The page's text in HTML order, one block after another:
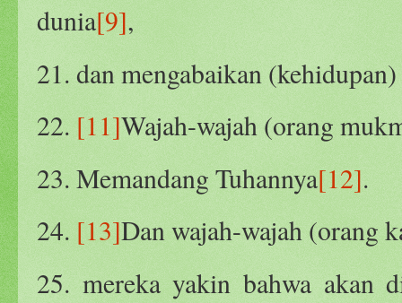
dunia[9],
21. dan mengabaikan
22. [11]Wajah-wajah (orang
23. Memandang Tuhannya[12].
24. [13]Dan wajah-wajah (orang
25. mereka yakin bahwa akan